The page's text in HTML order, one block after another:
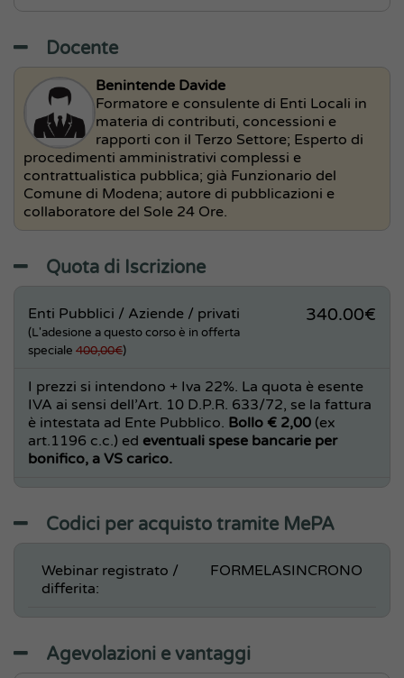
Docente
Benintende Davide
Formatore e consulente di Enti Locali in
materia di contributi, concessioni e
rapporti con il Terzo Settore; Esperto di
procedimenti amministrativi complessi e
contrattualistica pubblica; già Funzionario del
Comune di Modena; autore di pubblicazioni e
collaboratore del Sole 24 Ore.
Quota di Iscrizione
Enti Pubblici / Aziende / privati
(L'adesione a questo corso è in offerta
speciale 400,00€)
340.00€
I prezzi si intendono + Iva 22%. La quota è esente
IVA ai sensi dell’Art. 10 D.P.R. 633/72, se la fattura
è intestata ad Ente Pubblico. Bollo € 2,00 (ex
art.1196 c.c.) ed eventuali spese bancarie per
bonifico, a VS carico.
Codici per acquisto tramite MePA
Webinar registrato /
differita:
FORMELASINCRONO
Agevolazioni e vantaggi